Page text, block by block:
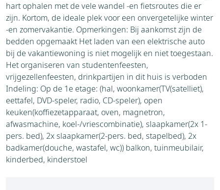
hart ophalen met de vele wandel -en fietsroutes die er
zijn. Kortom, de ideale plek voor een onvergetelijke winter
-en zomervakantie. Opmerkingen: Bij aankomst zijn de
bedden opgemaakt Het laden van een elektrische auto
bij de vakantiewoning is niet mogelijk en niet toegestaan.
Het organiseren van studentenfeesten,
vrijgezellenfeesten, drinkpartijen in dit huis is verboden
Indeling: Op de 1e etage: (hal, woonkamer(TV(satelliet),
eettafel, DVD-speler, radio, CD-speler), open
keuken(koffiezetapparaat, oven, magnetron,
afwasmachine, koel-/vriescombinatie), slaapkamer(2x 1-
pers. bed), 2x slaapkamer(2-pers. bed, stapelbed), 2x
badkamer(douche, wastafel, wc)) balkon, tuinmeubilair,
kinderbed, kinderstoel